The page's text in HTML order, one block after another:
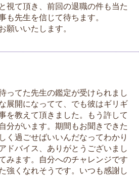
視て頂き、前回の退職の件も当た
も先生を信じて待ちます。
願いいたします。
ってた先生の鑑定が受けられまし
展開になってて、でも彼はギリギ
を教えて頂きました。もう許して
分がいます。期間もお聞きできた
く過ごせばいいんだなってわかり
ドバイス、ありがとうございまし
みます。自分へのチャレンジです
強くなれそうです。いつも感謝し